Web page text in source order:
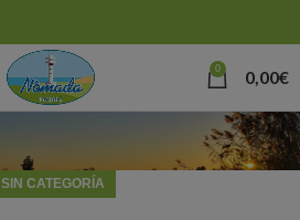
0 0,00€
SIN CATEGORÍA